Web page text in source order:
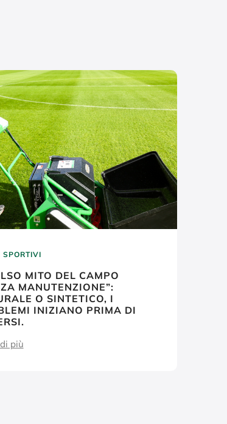
SPORTIVI
MITO DEL CAMPO
MANUTENZIONE”:
O SINTETICO, I
INIZIANO PRIMA DI
più